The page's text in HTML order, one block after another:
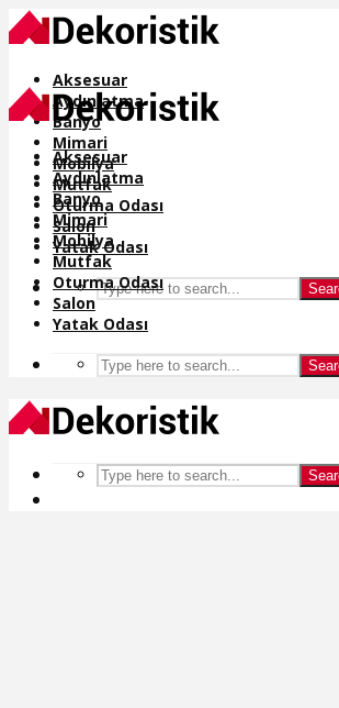
Aksesuar
Aydınlatma
Banyo
Mimari
Mobilya
Mutfak
Oturma Odası
Salon
Yatak Odası
Aksesuar
Aydınlatma
Banyo
Mimari
Mobilya
Mutfak
Oturma Odası
Salon
Yatak Odası